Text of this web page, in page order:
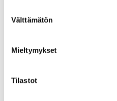
valinta
Välttämätön
Mieltymykset
Tilastot